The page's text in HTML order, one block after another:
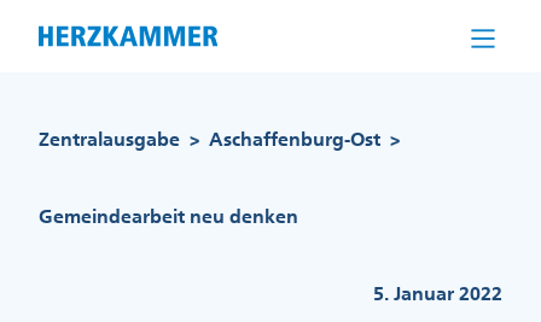
Zentralausgabe > Aschaffenburg-Ost >
Gemeindearbeit neu denken
5. Januar 2022